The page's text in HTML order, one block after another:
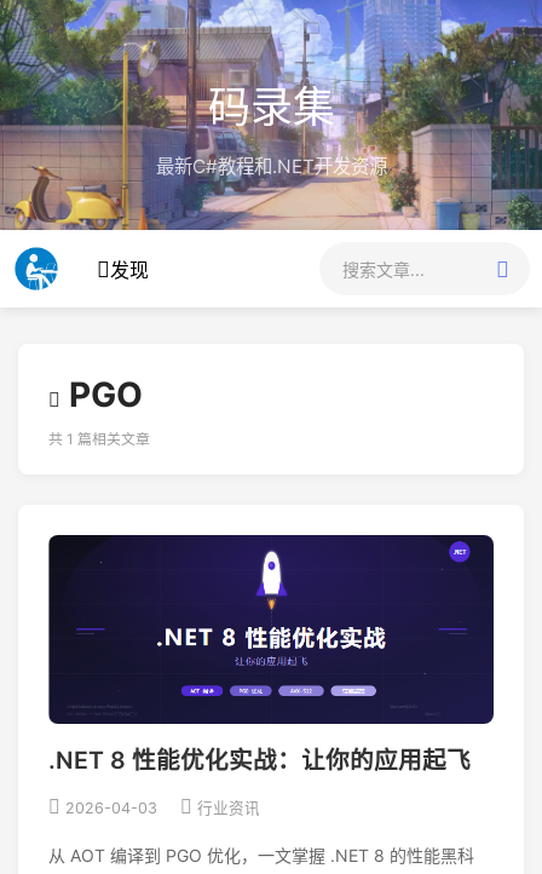
码录集
最新C#教程和.NET开发资源
发现
PGO
共 1 篇相关文章
.NET 8 性能优化实战：让你的应用起飞
2026-04-03 行业资讯
从 AOT 编译到 PGO 优化，一文掌握 .NET 8 的性能黑科